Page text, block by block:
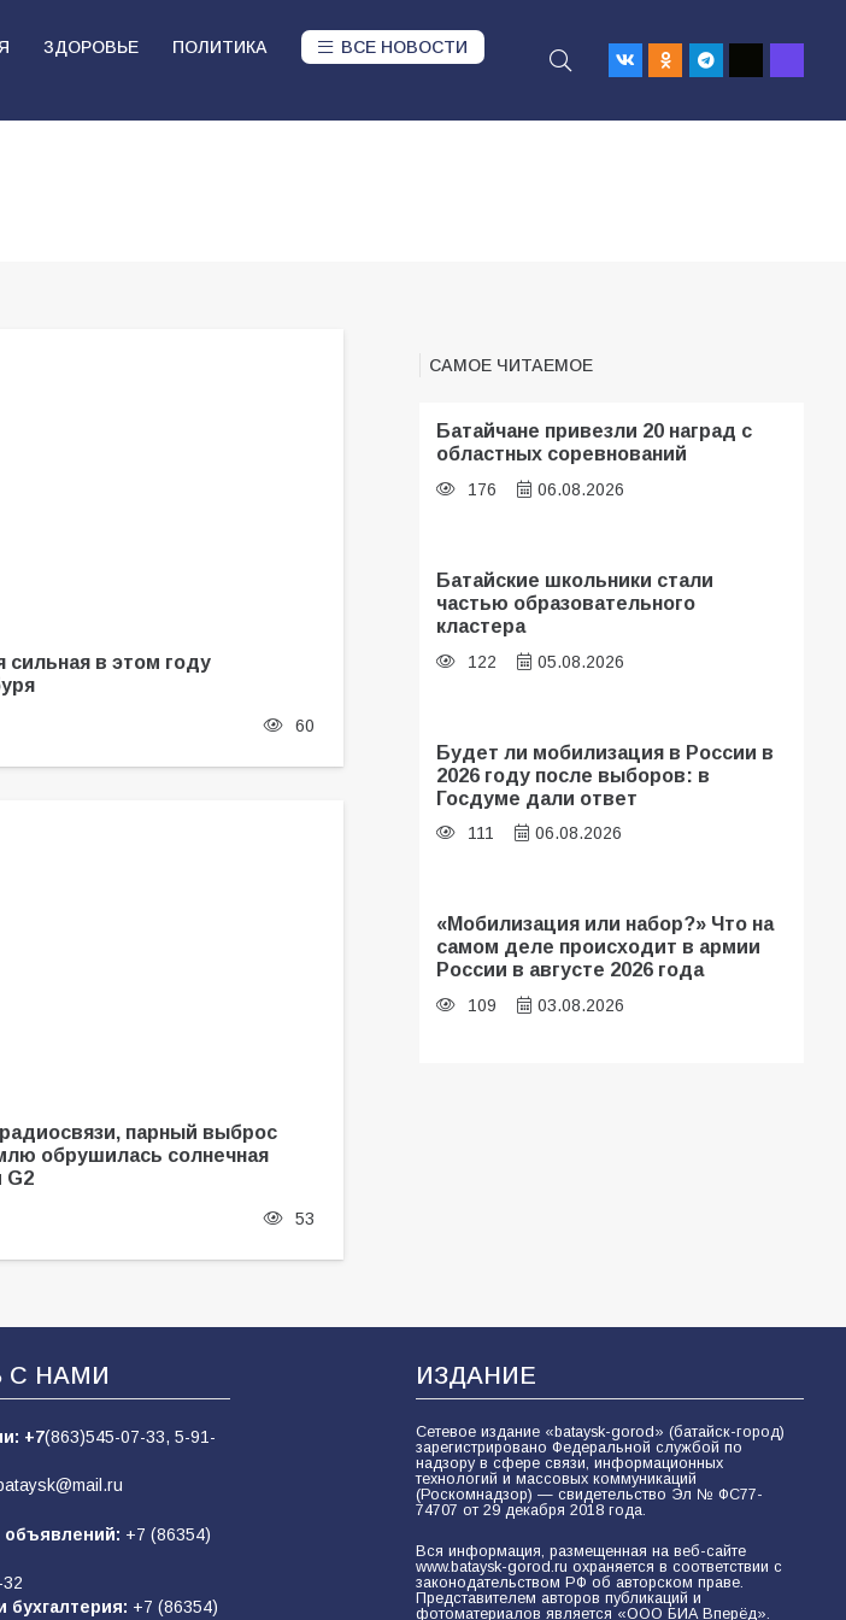
ЗДОРОВЬЕ ПОЛИТИКА ВСЕ НОВОСТИ
сильная в этом году
60
парный выброс
обрушилась солнечная
G2
53
САМОЕ ЧИТАЕМОЕ
Батайчане привезли 20 наград с
областных соревнований
176 06.08.2026
Батайские школьники стали
частью образовательного
кластера
122 05.08.2026
Будет ли мобилизация в России в
2026 году после выборов: в
Госдуме дали ответ
111 06.08.2026
«Мобилизация или набор?» Что на
самом деле происходит в армии
России в августе 2026 года
109 03.08.2026
108 04.08.2026
освоили строительные профессии
в ходе спортивного праздника
90 07.08.2026
Батайским спортсменам вручили
награды
С НАМИ
+7(863)545-07-33, 5-91-
+7 (86354)
бухгалтерия: +7 (86354)
ИЗДАНИЕ
Сетевое издание «bataysk-gorod» (батайск-город)
зарегистрировано Федеральной службой по
надзору в сфере связи, информационных
технологий и массовых коммуникаций
(Роскомнадзор) — свидетельство Эл № ФС77-
74707 от 29 декабря 2018 года.
Вся информация, размещенная на веб-сайте
www.bataysk-gorod.ru охраняется в соответствии с
законодательством РФ об авторском праве.
Представителем авторов публикаций и
фотоматериалов является «ООО БИА Вперёд».